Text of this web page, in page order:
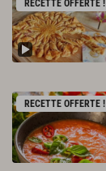
RECETTE OFFERTE !
RECETTE OFFERTE !